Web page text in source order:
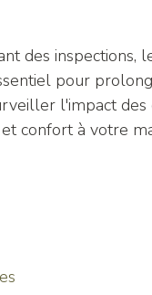
des inspections,
pour
l'impact des
confort à votre